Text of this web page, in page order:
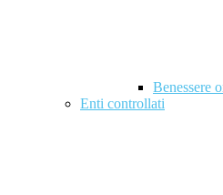
Benessere
Enti controllati